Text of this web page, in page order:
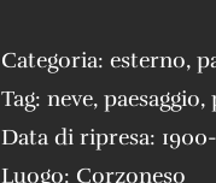
Categoria: esterno,
Tag: neve, paesaggio,
Data di ripresa:
Luogo: Corzoneso